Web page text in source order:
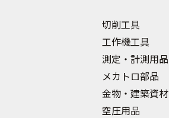
切削工具
工作機工具
測定・計測用品
メカトロ部品
金物・建築資材
空圧用品